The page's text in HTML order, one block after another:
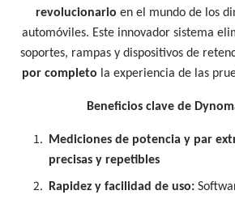
revolucionario en el mundo de los
automóviles. Este innovador sistema
soportes, rampas y dispositivos de
por completo la experiencia de las
Beneficios clave de
Mediciones de potencia y par
precisas y repetibles
Rapidez y facilidad de uso: